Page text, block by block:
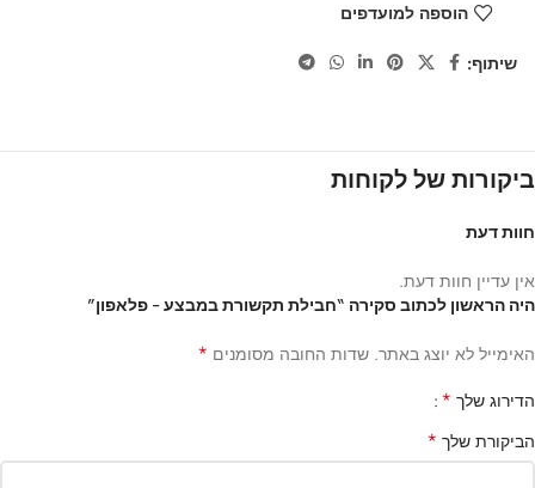
הוספה למועדפים
שיתוף:
ביקורות של לקוחות
חוות דעת
אין עדיין חוות דעת.
היה הראשון לכתוב סקירה “חבילת תקשורת במבצע – פלאפון”
האימייל לא יוצג באתר. שדות החובה מסומנים *
הדירוג שלך *
הביקורת שלך *